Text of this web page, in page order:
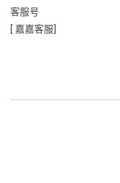
客服号
[ 嘉嘉客服]